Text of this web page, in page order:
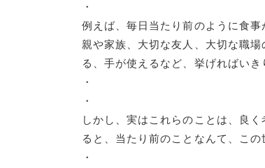
・
例えば、毎日当たり前のように食
親や家族、大切な友人、大切な職
る、手が使えるなど、挙げればい
・
・
しかし、実はこれらのことは、良
ると、当たり前のことなんて、こ
・